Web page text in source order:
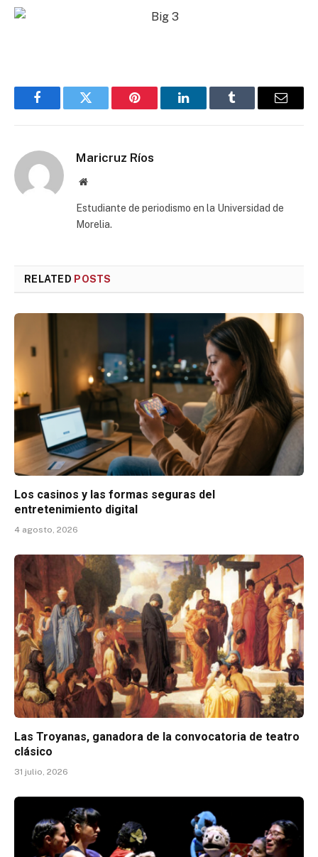
FacebookTwitter Pinterest LinkedInTumblr Email
Maricruz Ríos
Website
Estudiante de periodismo en la Universidad de
Morelia.
RELATED POSTS
Los casinos y las formas seguras del
entretenimiento digital
4 agosto, 2026
Las Troyanas, ganadora de la convocatoria de teatro
clásico
31 julio, 2026